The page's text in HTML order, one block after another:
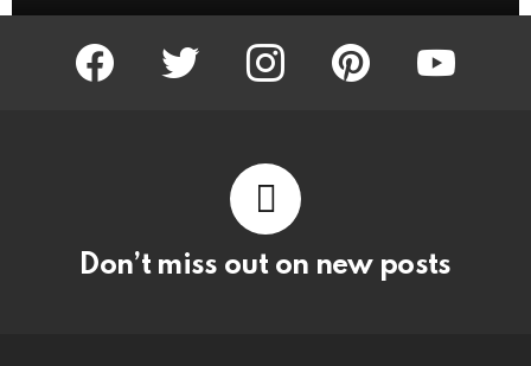
facebook twitter instagram pinterest youtube
Don’t miss out on new posts